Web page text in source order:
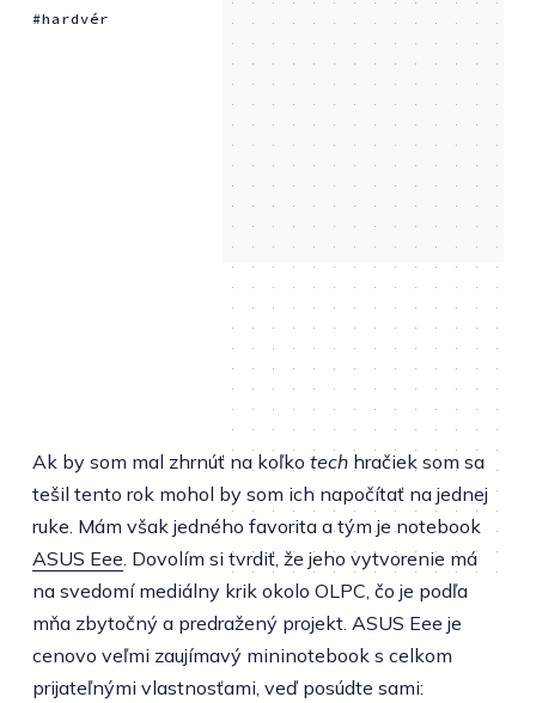
hardvér
Ak by som mal zhrnúť na koľko techhračiek som sa
tešil tento rok mohol by som ich napočítať na jednej
ruke. Mám však jedného favorita a tým je notebook
ASUS Eee . Dovolím si tvrdiť, že jeho vytvorenie má
na svedomí mediálny krik okolo OLPC, čo je podľa
mňa zbytočný a predražený projekt. ASUS Eee je
cenovo veľmi zaujímavý mininotebook s celkom
prijateľnými vlastnosťami, veď posúdte sami: